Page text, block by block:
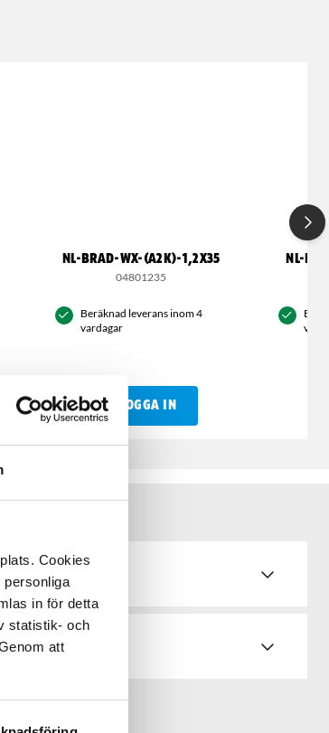
Cookies
personliga
in för detta
statistik- och
att
NL-BRAD-WX-(A2K)-1,2X35
04801235
Beräknad leverans inom 4
vardagar
LOGGA IN
NL-